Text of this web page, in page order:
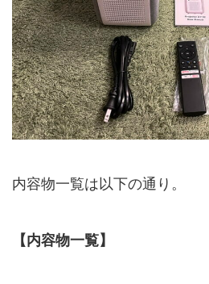
内容物一覧は以下の通り。
【内容物一覧】